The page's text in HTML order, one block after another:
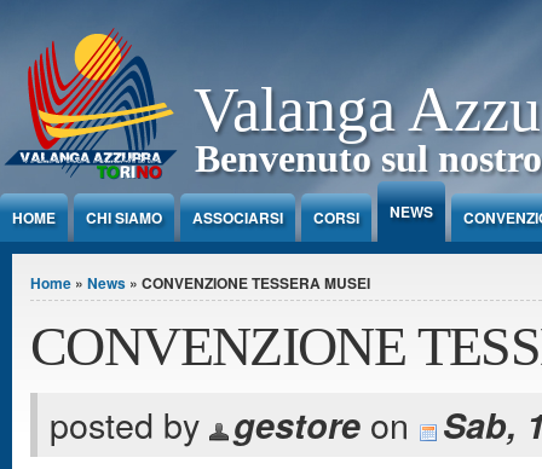
Valanga
Benvenuto sul
HOME CHI SIAMO ASSOCIARSI CORSI NEWS
Tu sei qui
Home » News » CONVENZIONE TESSERA MUSEI
CONVENZIONE
posted by gestore on Sab,